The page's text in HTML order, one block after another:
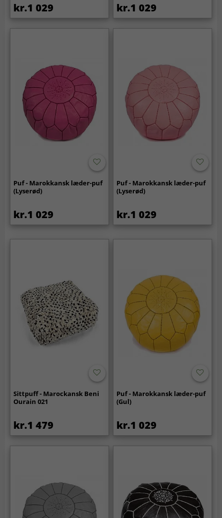
kr.1 029 kr.1 029
Puf - Marokkansk læder-puf
(Lyserød)
kr.1 029
Puf - Marokkansk læder-puf
(Lyserød)
kr.1 029
Sittpuff - Marockansk Beni
Ourain 021
kr.1 479
Puf - Marokkansk læder-puf
(Gul)
kr.1 029